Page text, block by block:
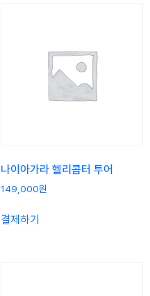
나이아가라 헬리콥터 투어
149,000원
결제하기